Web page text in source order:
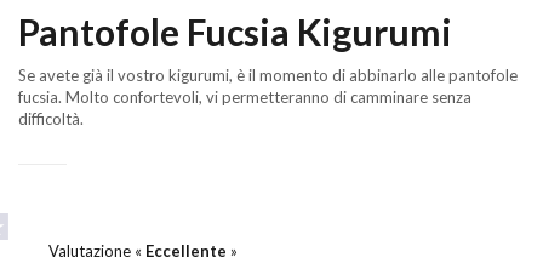
Pantofole Fucsia Kigurumi
Se avete già il vostro kigurumi, è il momento di abbinarlo alle pantofole
fucsia. Molto confortevoli, vi permetteranno di camminare senza
difficoltà.
Valutazione « Eccellente »